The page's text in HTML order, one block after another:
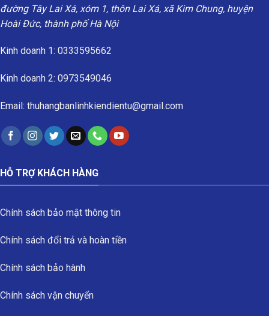
đường Tây Lai Xá, xóm 1, thôn Lai Xá, xã Kim Chung, huyện
Hoài Đức, thành phố Hà Nội
Kinh doanh 1: 0333595662
Kinh doanh 2: 0973549046
Email: thuhangbanlinhkiendientu@gmail.com
HỖ TRỢ KHÁCH HÀNG
Chính sách bảo mật thông tin
Chính sách đổi trả và hoàn tiền
Chính sách bảo hành
Chính sách vận chuyển